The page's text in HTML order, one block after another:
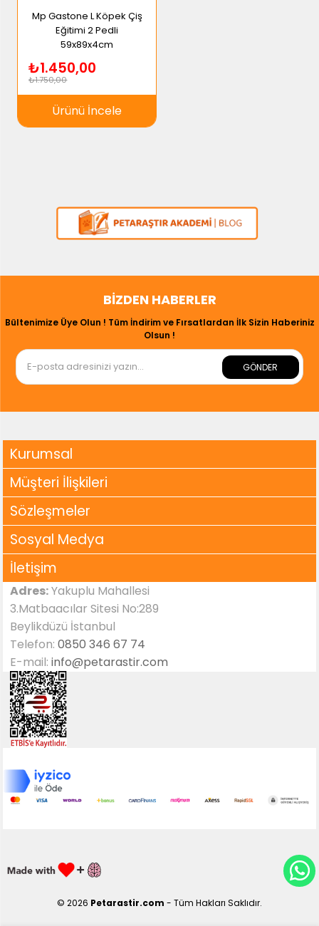
Mp Gastone L Köpek Çiş
Eğitimi 2 Pedli
59x89x4cm
₺1.450,00
₺1.750,00
Ürünü İncele
BIZDEN HABERLER
Bültenimize Üye Olun ! Tüm İndirim ve Fırsatlardan İlk Sizin Haberiniz
Olsun !
GÖNDER
Kurumsal
Müşteri İlişkileri
Sözleşmeler
Sosyal Medya
İletişim
Adres:Yakuplu Mahallesi
3.Matbaacılar Sitesi No:289
Beylikdüzü İstanbul
Telefon:0850 346 67 74
E-mail:info@petarastir.com
© 2026 Petarastir.com - Tüm Hakları Saklıdır.